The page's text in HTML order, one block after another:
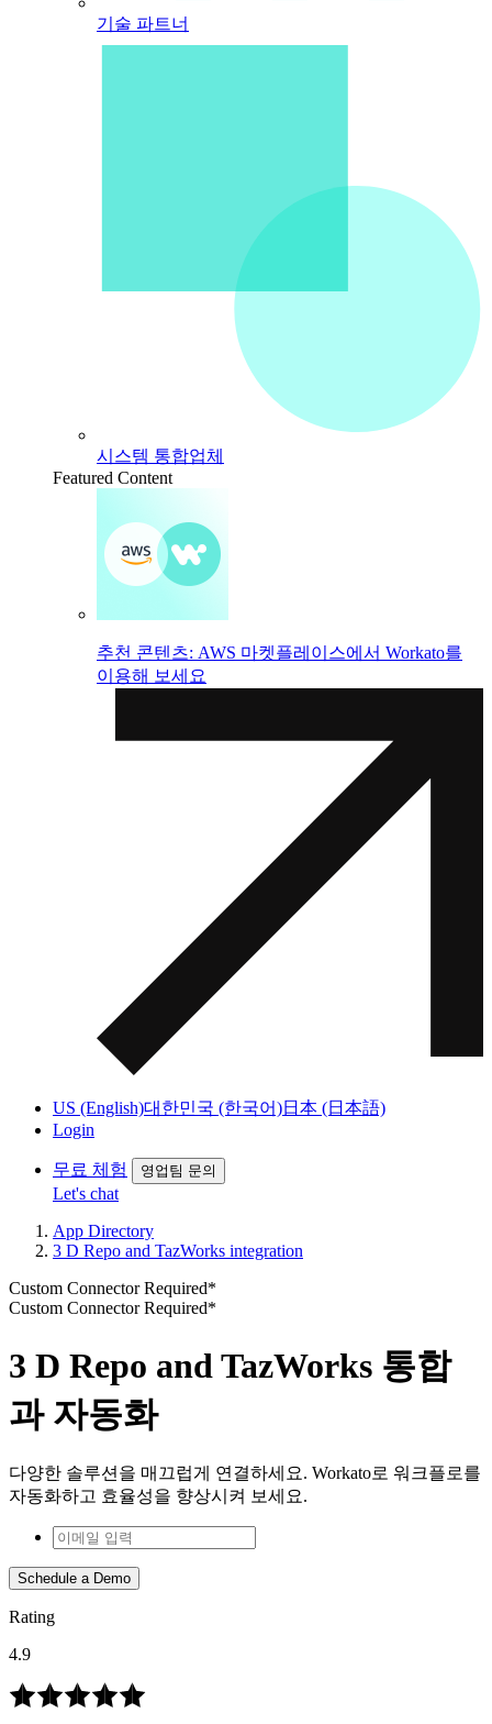
기술 파트너
시스템 통합업체
Featured Content
추천 콘텐츠: AWS 마켓플레이스에서 Workato를
이용해 보세요
US (English)대한민국 (한국어)日本 (日本語)
Login
무료 체험 영업팀 문의
Let's chat
App Directory
3 D Repo and TazWorks integration
Custom Connector Required*
Custom Connector Required*
3 D Repo and TazWorks 통합
과 자동화
다양한 솔루션을 매끄럽게 연결하세요. Workato로 워크플로를
자동화하고 효율성을 향상시켜 보세요.
Schedule a Demo
Rating
4.9